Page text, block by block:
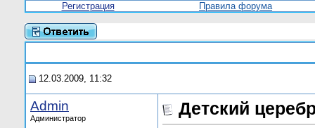
Регистрация
Правила форума
12.03.2009, 11:32
Admin
Администратор Детский